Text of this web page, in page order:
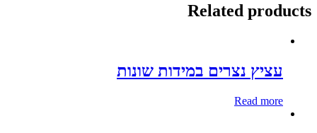
Related products
עציץ נצרים במידות שונות
Read more